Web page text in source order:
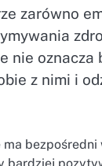
zarówno
nie
z nimi i